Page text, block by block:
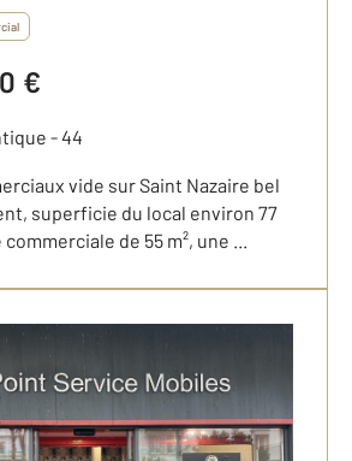
€
- 44
vide sur Saint Nazaire bel
superficie du local environ 77
de 55 m², une ...